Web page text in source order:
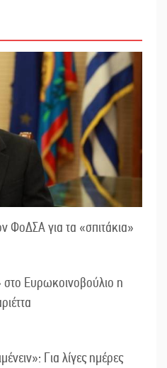
ΦοΔΣΑ για τα «σπιτάκια»
Ευρωκοινοβούλιο η
Για λίγες ημέρες